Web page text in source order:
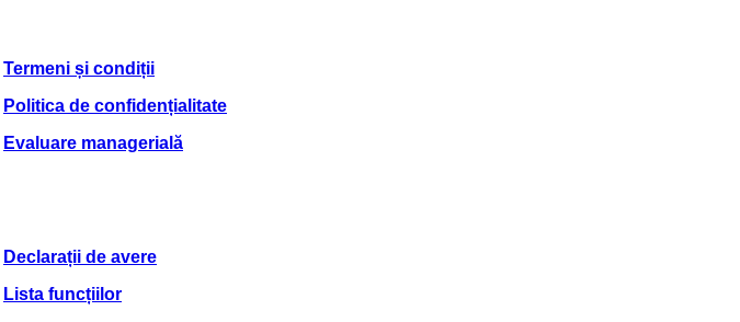
Termeni și condiții
Politica de confidențialitate
Evaluare managerială
Declarații de avere
Lista funcțiilor